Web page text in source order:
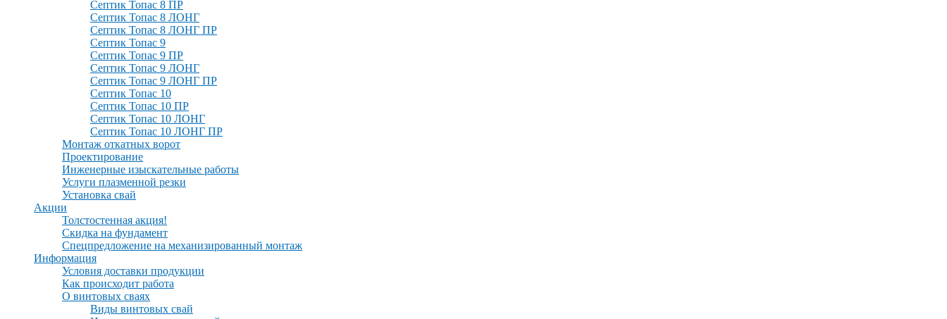
Септик Топас 8 ПР
Септик Топас 8 ЛОНГ
Септик Топас 8 ЛОНГ ПР
Септик Топас 9
Септик Топас 9 ПР
Септик Топас 9 ЛОНГ
Септик Топас 9 ЛОНГ ПР
Септик Топас 10
Септик Топас 10 ПР
Септик Топас 10 ЛОНГ
Септик Топас 10 ЛОНГ ПР
Монтаж откатных ворот
Проектирование
Инженерные изыскательные работы
Услуги плазменной резки
Установка свай
Акции
Толстостенная акция!
Скидка на фундамент
Спецпредложение на механизированный монтаж
Информация
Условия доставки продукции
Как происходит работа
О винтовых сваях
Виды винтовых свай